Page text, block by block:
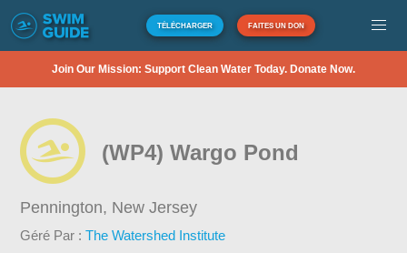
TÉLÉCHARGER FAITES UN DON
Join Our Mission: Support Clean Water Today. Donate Now.
(WP4) Wargo Pond
Pennington, New Jersey
Géré Par :The Watershed Institute